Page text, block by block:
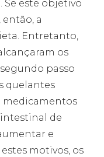
Se este objetivo
a
Entretanto,
os
passo
quelantes
medicamentos
de
e
motivos, os